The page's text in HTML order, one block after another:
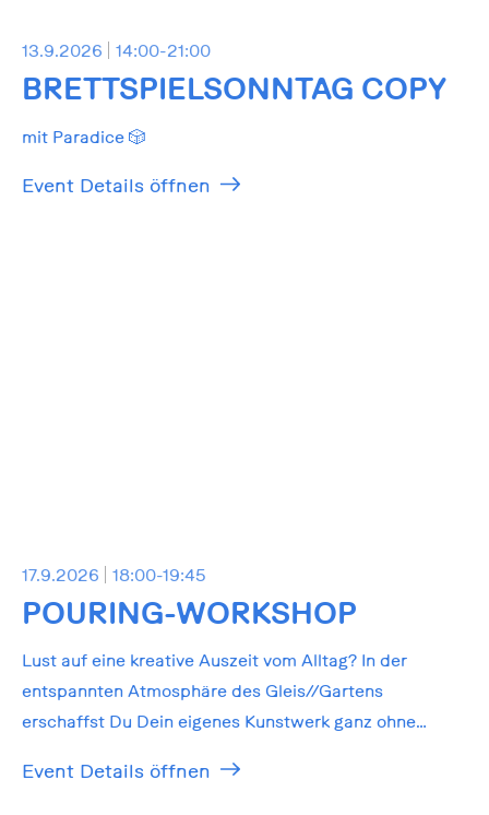
13.9.2026 14:00-21:00
BRETTSPIELSONNTAG COPY
mit Paradice 🎲
Event Details öffnen
17.9.2026 18:00-19:45
POURING-WORKSHOP
Lust auf eine kreative Auszeit vom Alltag? In der
entspannten Atmosphäre des Gleis//Gartens
erschaffst Du Dein eigenes Kunstwerk ganz ohne
Event Details öffnen